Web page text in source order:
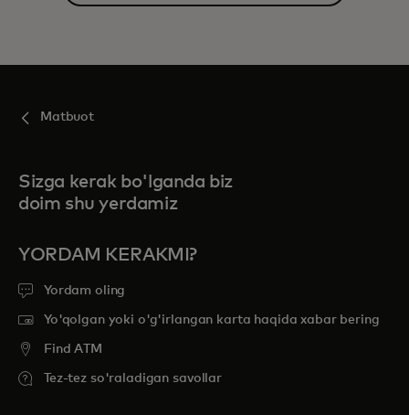
Matbuot
Sizga kerak bo'lganda biz
doim shu yerdamiz
YORDAM KERAKMI?
Yordam oling
Yo'qolgan yoki o'g'irlangan karta haqida xabar bering
Find ATM
Tez-tez so'raladigan savollar